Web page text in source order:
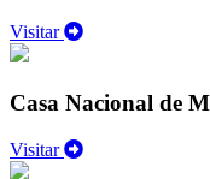
Visitar
Casa Nacional de
Visitar